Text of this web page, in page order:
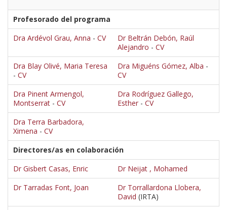
Profesorado del programa
Dra Ardévol Grau, Anna - CV
Dr Beltrán Debón, Raúl
Alejandro - CV
Dra Blay Olivé, Maria Teresa
- CV
Dra Miguéns Gómez, Alba -
CV
Dra Pinent Armengol,
Montserrat - CV
Dra Rodríguez Gallego,
Esther - CV
Dra Terra Barbadora,
Ximena - CV
Directores/as en colaboración
Dr Gisbert Casas, Enric
Dr Neijat , Mohamed
Dr Tarradas Font, Joan
Dr Torrallardona Llobera,
David (IRTA)